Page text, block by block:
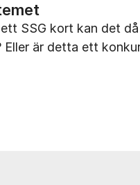
ett SSG kort kan det
Eller är detta ett